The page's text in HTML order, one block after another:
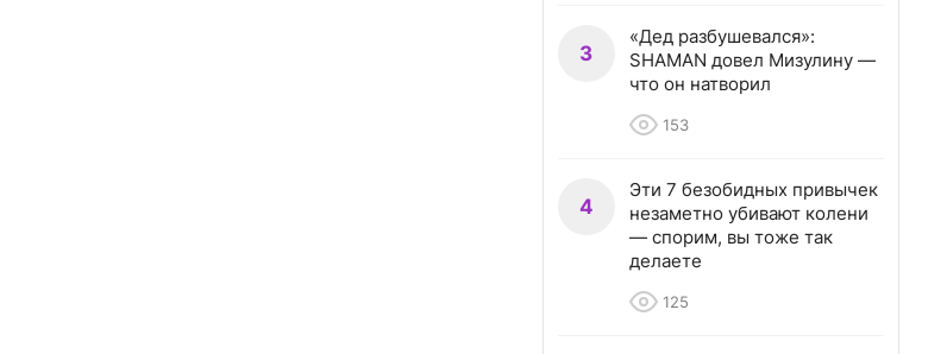
3
«Дед разбушевался»:
SHAMAN довел Мизулину —
что он натворил
153
4
Эти 7 безобидных привычек
незаметно убивают колени
— спорим, вы тоже так
делаете
125